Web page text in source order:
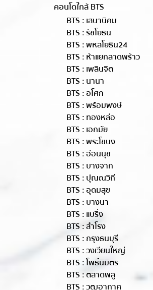
คอนโดใกล้ BTS
BTS : เสนานิคม
BTS : รัชโยธิน
BTS : พหลโยธิน24
BTS : ห้าแยกลาดพร้าว
BTS : เพลินจิต
BTS : นานา
BTS : อโศก
BTS : พร้อมพงษ์
BTS : ทองหล่อ
BTS : เอกมัย
BTS : พระโขนง
BTS : อ่อนนุช
BTS : บางจาก
BTS : ปุณณวิถี
BTS : อุดมสุข
BTS : บางนา
BTS : แบริ่ง
BTS : สำโรง
BTS : กรุงธนบุรี
BTS : วงเวียนใหญ่
BTS : โพธิ์นิมิตร
BTS : ตลาดพลู
BTS : วุฒอากาศ